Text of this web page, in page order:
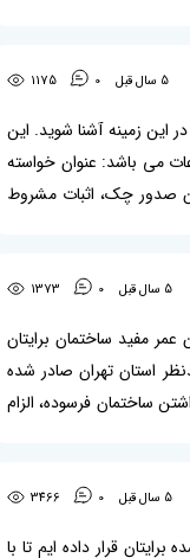
5 سال قبل 0
1175
این زمینه آشنا شوید. این
می باشد: عنوان خواسته
ابطال اجراییه، ماده 23 قانون اصلاحی قانون صدور چک، اثبات مشروط
5 سال قبل 0
1373
مفید ساختمان برایتان
آشنا شوید. این نمونه رای که از شعبه 25 دادگاه تجدیدنظر استان تهران صادر شده
ساختمان فرسوده، الزام
5 سال قبل 0
3466
قرار داده ایم تا با